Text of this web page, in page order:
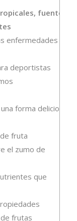
fuente
enfermedades
deportistas
forma deliciosa
fruta
el zumo de
que
frutas